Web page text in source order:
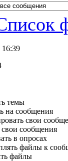
темы
на сообщения
свои
свои сообщения
в опросах
файлы к
файлы